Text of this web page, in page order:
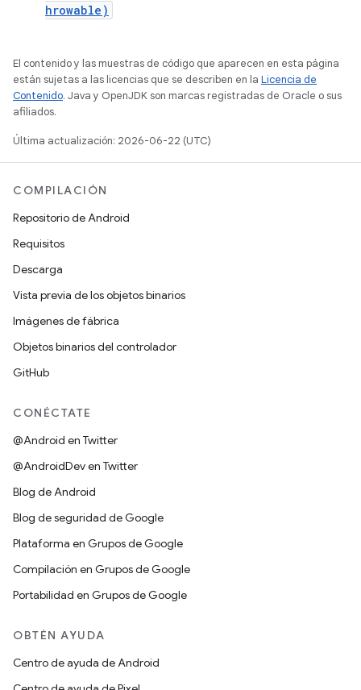
hrowable)
El contenido y las muestras de código que aparecen en esta página
están sujetas a las licencias que se describen en la Licencia de
Contenido. Java y OpenJDK son marcas registradas de Oracle o sus
afiliados.
Última actualización: 2026-06-22 (UTC)
COMPILACIÓN
Repositorio de Android
Requisitos
Descarga
Vista previa de los objetos binarios
Imágenes de fábrica
Objetos binarios del controlador
GitHub
CONÉCTATE
@Android en Twitter
@AndroidDev en Twitter
Blog de Android
Blog de seguridad de Google
Plataforma en Grupos de Google
Compilación en Grupos de Google
Portabilidad en Grupos de Google
OBTÉN AYUDA
Centro de ayuda de Android